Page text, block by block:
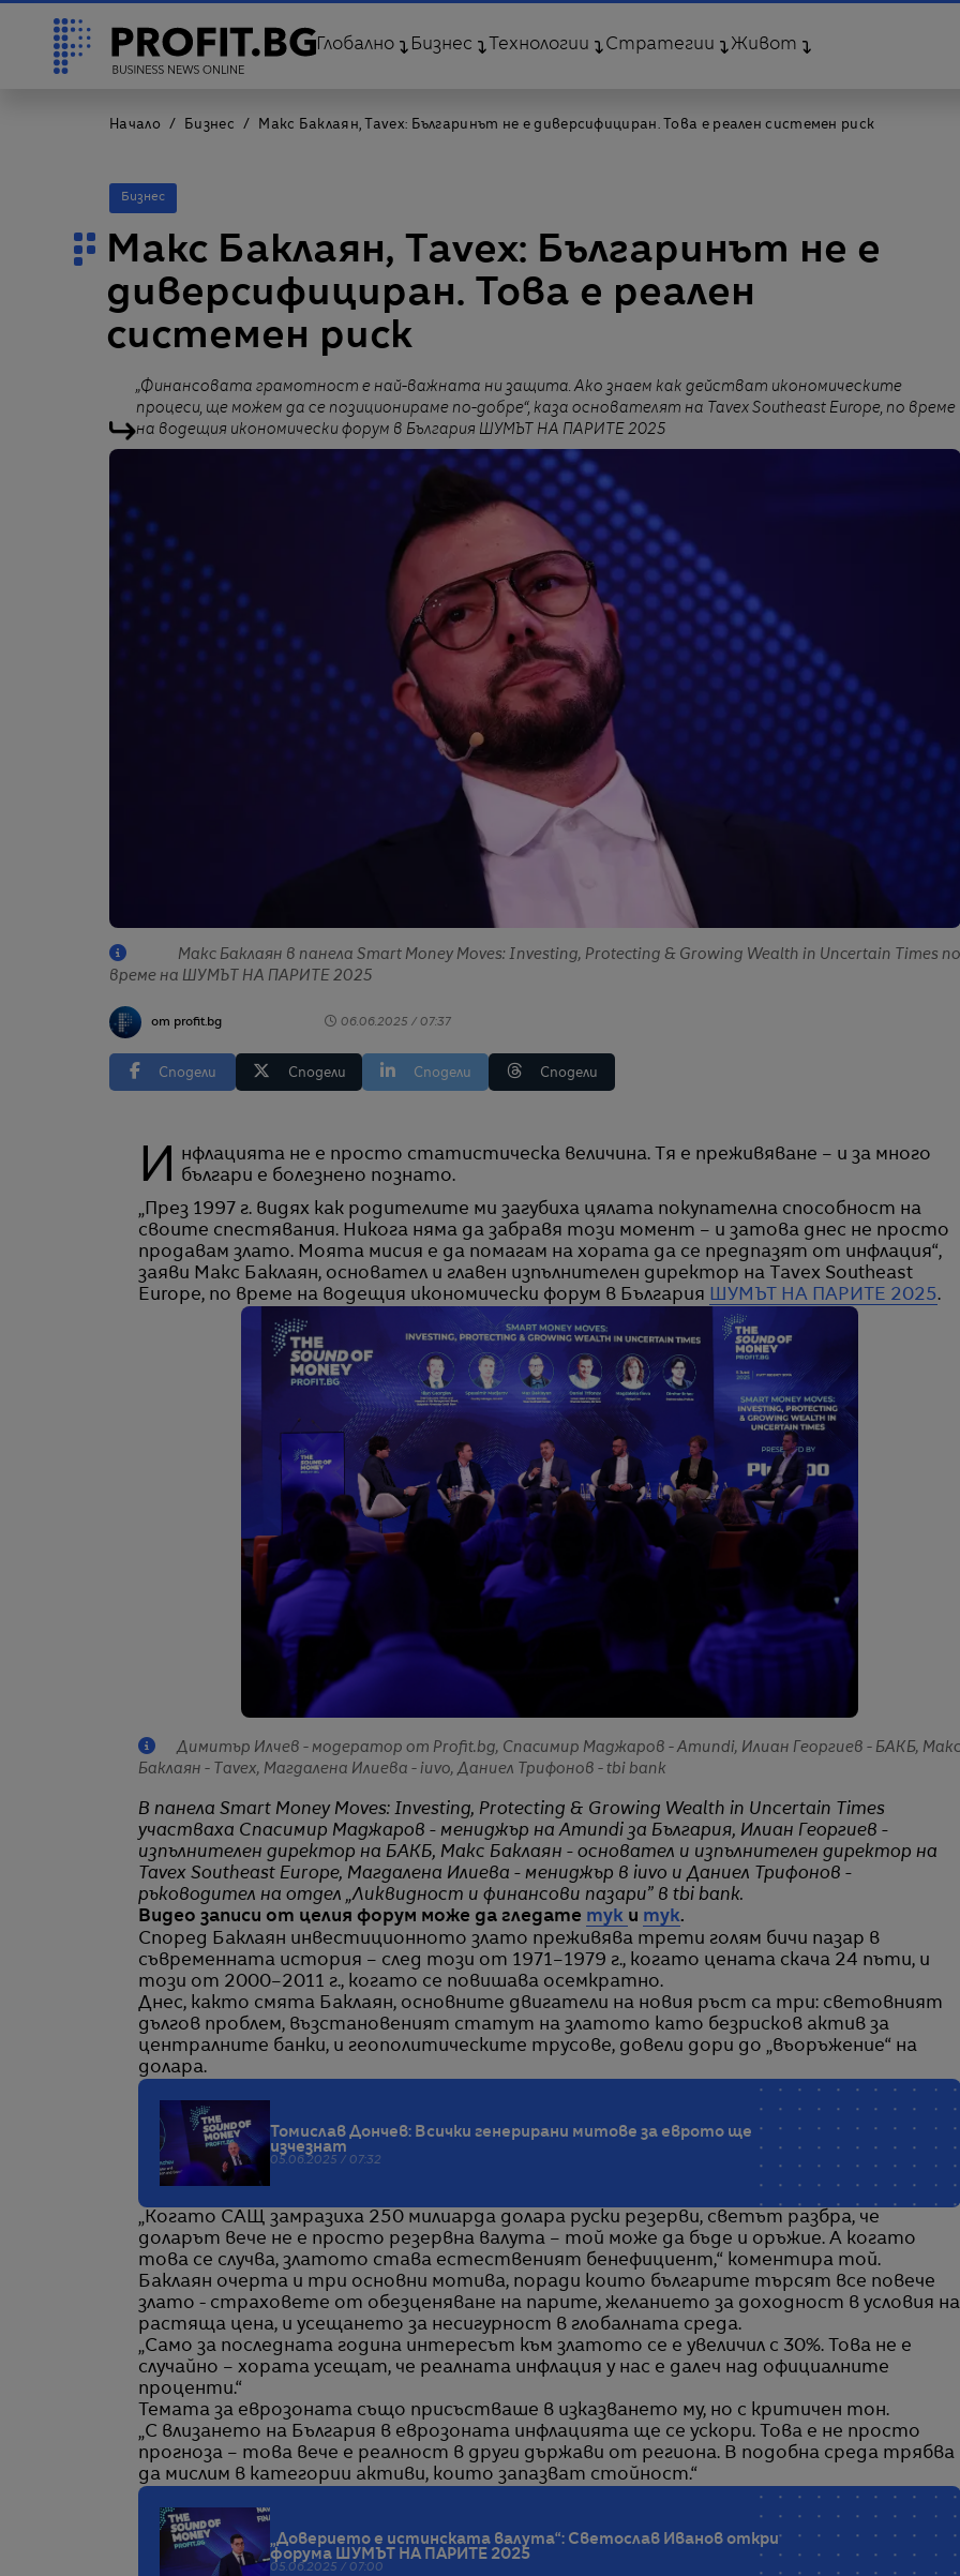
Глобално Бизнес Технологии Стратегии Живот
Начало Бизнес Макс Баклаян, Tavex: Българинът не е диверсифициран. Това е реален системен риск
Бизнес
Макс Баклаян, Tavex: Българинът не е
диверсифициран. Това е реален
системен риск
„Финансовата грамотност е най-важната ни защита. Ако знаем как действат икономическите
процеси, ще можем да се позиционираме по-добре“, каза основателят на Tavex Southeast Europe, по време
на водещия икономически форум в България ШУМЪТ НА ПАРИТЕ 2025
Макс Баклаян в панела Smart Money Moves: Investing, Protecting & Growing Wealth in Uncertain Times по
време на ШУМЪТ НА ПАРИТЕ 2025
от profit.bg 06.06.2025 / 07:37
Сподели Сподели Сподели Сподели
Инфлацията не е просто статистическа величина. Тя е преживяване – и за много
българи е болезнено познато.
„През 1997 г. видях как родителите ми загубиха цялата покупателна способност на
своите спестявания. Никога няма да забравя този момент – и затова днес не просто
продавам злато. Моята мисия е да помагам на хората да се предпазят от инфлация“,
заяви Макс Баклаян, основател и главен изпълнителен директор на Tavex Southeast
Europe, по време на водещия икономически форум в България ШУМЪТ НА ПАРИТЕ 2025.
Димитър Илчев - модератор от Profit.bg, Спасимир Маджаров - Аmundi, Илиан Георгиев - БАКБ, Макс
Баклаян - Тavex, Магдалена Илиева - iuvo, Даниел Трифонов - tbi bank
В панела Smart Money Moves: Investing, Protecting & Growing Wealth in Uncertain Times
участваха Спасимир Маджаров - мениджър на Amundi за България, Илиан Георгиев -
изпълнителен директор на БАКБ, Макс Баклаян - основател и изпълнителен директор на
Tavex Southeast Europe, Магдалена Илиева - мениджър в iuvo и Даниел Трифонов -
ръководител на отдел „Ликвидност и финансови пазари” в tbi bank.
Видео записи от целия форум може да гледате тук и тук.
Според Баклаян инвестиционното злато преживява трети голям бичи пазар в
съвременната история – след този от 1971–1979 г., когато цената скача 24 пъти, и
този от 2000–2011 г., когато се повишава осемкратно.
Днес, както смята Баклаян, основните двигатели на новия ръст са три: световният
дългов проблем, възстановеният статут на златото като безрисков актив за
централните банки, и геополитическите трусове, довели дори до „въоръжение“ на
долара.
Томислав Дончев: Всички генерирани митове за еврото ще
изчезнат
05.06.2025 / 07:32
„Когато САЩ замразиха 250 милиарда долара руски резерви, светът разбра, че
доларът вече не е просто резервна валута – той може да бъде и оръжие. А когато
това се случва, златото става естественият бенефициент,“ коментира той.
Баклаян очерта и три основни мотива, поради които българите търсят все повече
злато - страховете от обезценяване на парите, желанието за доходност в условия на
растяща цена, и усещането за несигурност в глобалната среда.
„Само за последната година интересът към златото се е увеличил с 30%. Това не е
случайно – хората усещат, че реалната инфлация у нас е далеч над официалните
проценти.“
Темата за еврозоната също присъстваше в изказването му, но с критичен тон.
„С влизането на България в еврозоната инфлацията ще се ускори. Това е не просто
прогноза – това вече е реалност в други държави от региона. В подобна среда трябва
да мислим в категории активи, които запазват стойност.“
„Доверието е истинската валута“: Светослав Иванов откри
форума ШУМЪТ НА ПАРИТЕ 2025
05.06.2025 / 07:00